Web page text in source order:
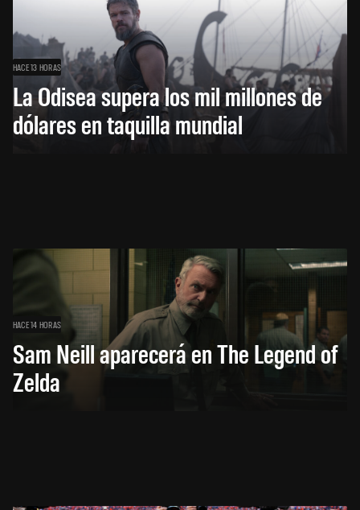
HACE 13 HORAS
La Odisea supera los mil millones de
dólares en taquilla mundial
HACE 14 HORAS
Sam Neill aparecerá en The Legend of
Zelda